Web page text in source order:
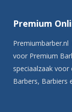
Premium
voor Premium
speciaalzaak
Barbers, Barbiers